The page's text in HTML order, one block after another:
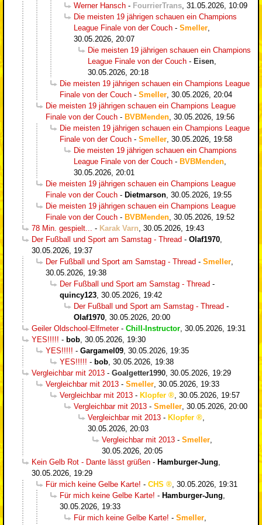
Werner Hansch - FourrierTrans 31.05.2026, 10:09
Die meisten 19 jährigen schauen ein Champions
League Finale von der Couch - Smeller
30.05.2026, 20:07
Die meisten 19 jährigen schauen ein Champions
League Finale von der Couch - Eisen
30.05.2026, 20:18
Die meisten 19 jährigen schauen ein Champions League
Finale von der Couch - Smeller 30.05.2026, 20:04
Die meisten 19 jährigen schauen ein Champions League
Finale von der Couch - BVBMenden 30.05.2026, 19:56
Die meisten 19 jährigen schauen ein Champions League
Finale von der Couch - Smeller 30.05.2026, 19:58
Die meisten 19 jährigen schauen ein Champions
League Finale von der Couch - BVBMenden
30.05.2026, 20:01
Die meisten 19 jährigen schauen ein Champions League
Finale von der Couch - Dietmarson 30.05.2026, 19:55
Die meisten 19 jährigen schauen ein Champions League
Finale von der Couch - BVBMenden 30.05.2026, 19:52
78 Min. gespielt...
- Karak Varn 30.05.2026, 19:43
Der Fußball und Sport am Samstag - Thread - Olaf1970
30.05.2026, 19:37
Der Fußball und Sport am Samstag - Thread - Smeller
30.05.2026, 19:38
Der Fußball und Sport am Samstag - Thread -
quincy123 30.05.2026, 19:42
Der Fußball und Sport am Samstag - Thread -
Olaf1970 30.05.2026, 20:00
Geiler Oldschool-Elfmeter- Chill-Instructor 30.05.2026, 19:31
YES!!!!! - bob 30.05.2026, 19:30
YES!!!!! - Gargamel09 30.05.2026, 19:35
YES!!!!! - bob 30.05.2026, 19:38
Vergleichbar mit 2013 - Goalgetter1990 30.05.2026, 19:29
Vergleichbar mit 2013 - Smeller 30.05.2026, 19:33
Vergleichbar mit 2013 - Klopfer
30.05.2026, 19:57
Vergleichbar mit 2013 - Smeller 30.05.2026, 20:00
Vergleichbar mit 2013 - Klopfer
30.05.2026, 20:03
Vergleichbar mit 2013 - Smeller
30.05.2026, 20:05
Kein Gelb Rot - Dante lässt grüßen - Hamburger-Jung
30.05.2026, 19:29
Für mich keine Gelbe Karte! - CHS
30.05.2026, 19:31
Für mich keine Gelbe Karte! - Hamburger-Jung
30.05.2026, 19:33
Für mich keine Gelbe Karte! - Smeller